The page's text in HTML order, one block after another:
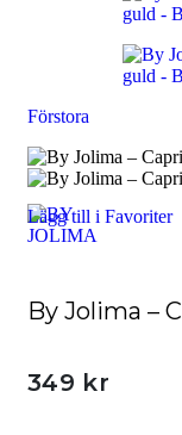
Förstora
Lägg till i Favoriter
By Jolima –
349 kr